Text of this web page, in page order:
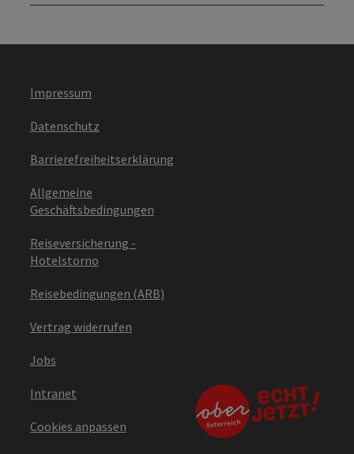
Impressum
Datenschutz
Barrierefreiheitserklärung
Allgemeine
Geschäftsbedingungen
Reiseversicherung -
Hotelstorno
Reisebedingungen (ARB)
Vertrag widerrufen
Jobs
Intranet
Cookies anpassen